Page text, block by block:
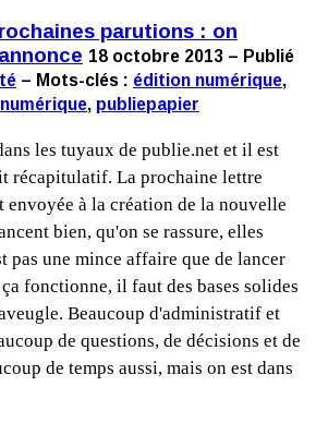
parutions : on
18 octobre 2013 – Publié
– Mots-clés : édition numérique,
, publiepapier
les tuyaux de publie.net et il est
récapitulatif. La prochaine lettre
à la création de la nouvelle
bien, qu'on se rassure, elles
pas une mince affaire que de lancer
fonctionne, il faut des bases solides
Beaucoup d'administratif et
de questions, de décisions et de
de temps aussi, mais on est dans